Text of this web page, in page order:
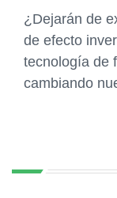
¿Dejarán de
de efecto
tecnología de
cambiando